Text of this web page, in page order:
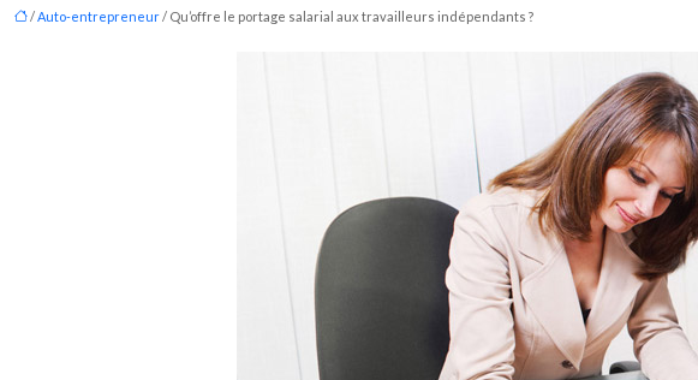
/Auto-entrepreneur/ Qu’offre le portage salarial aux travailleurs indépendants ?